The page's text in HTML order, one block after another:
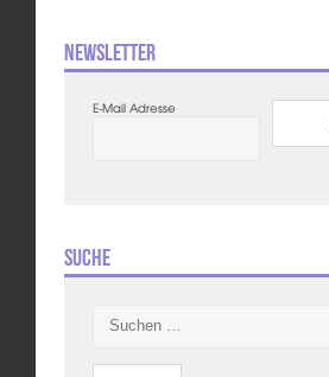
Newsletter
E-Mail Adresse
Suche
nach: